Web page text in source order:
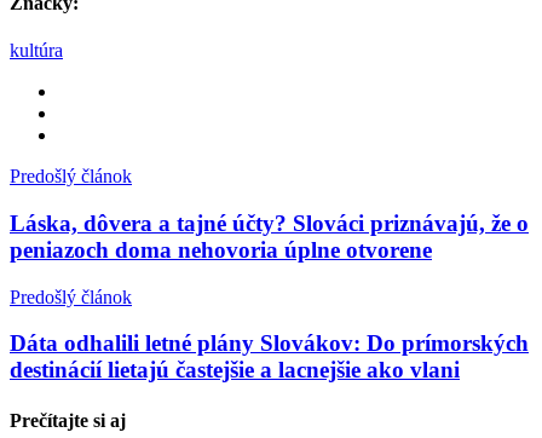
kultúra
Predošlý článok
Láska, dôvera a tajné účty? Slováci priznávajú, že o
peniazoch doma nehovoria úplne otvorene
Predošlý článok
Dáta odhalili letné plány Slovákov: Do prímorských
destinácií lietajú častejšie a lacnejšie ako vlani
Prečítajte si aj